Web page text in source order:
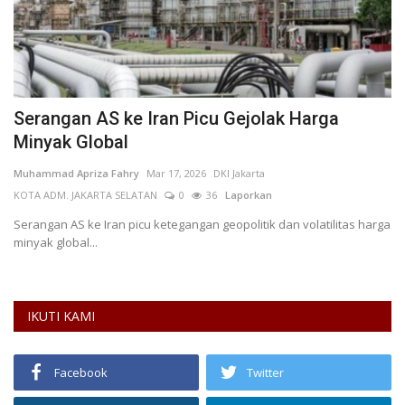
Serangan AS ke Iran Picu Gejolak Harga
Minyak Global
Muhammad Apriza Fahry Mar 17, 2026 DKI Jakarta
KOTA ADM. JAKARTA SELATAN
0 36 Laporkan
Serangan AS ke Iran picu ketegangan geopolitik dan volatilitas harga
minyak global...
IKUTI KAMI
Facebook Twitter